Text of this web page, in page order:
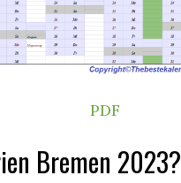
PDF
Bremen 2023?